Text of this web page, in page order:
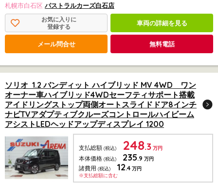
札幌市白石区 パストラルカーズ白石店
お気に入りに
登録する
車両の詳細を見る
メール問合せ 無料電話
ソリオ 1.2 バンディット ハイブリッド MV 4WD ワン
オーナー車ハイブリッド4WDセーフティサポート搭載
アイドリングストップ両側オートスライドドア8インチ
ナビTVアダプティブクルーズコントロールハイビーム
アシストLEDヘッドアップディスプレイ 1200
支払総額 (税込) 248.3 万円
本体価格 (税込) 235.9 万円
諸費用 (税込) 12.4 万円
※支払総額に含む